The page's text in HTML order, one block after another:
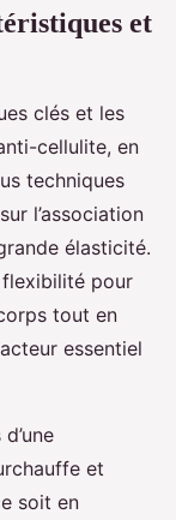
et
clés et les
cellulite, en
techniques
l’association
élasticité.
pour
tout en
essentiel
et
soit en